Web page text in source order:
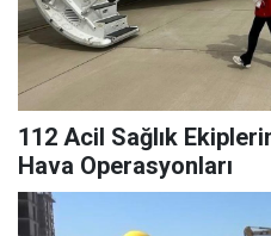
112 Acil Sağlık
Hava Operasyonları